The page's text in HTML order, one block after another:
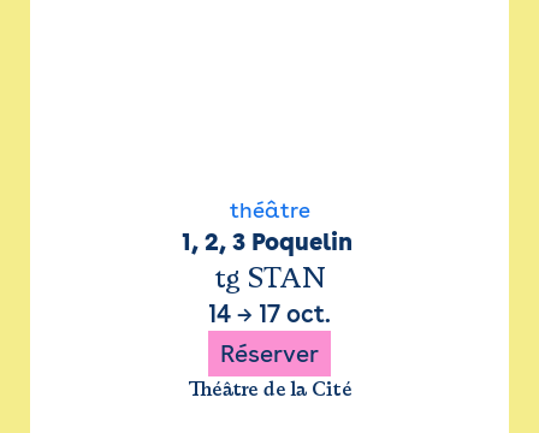
théâtre
1, 2, 3 Poquelin
tg STAN
14 → 17 oct.
Réserver
Théâtre de la Cité